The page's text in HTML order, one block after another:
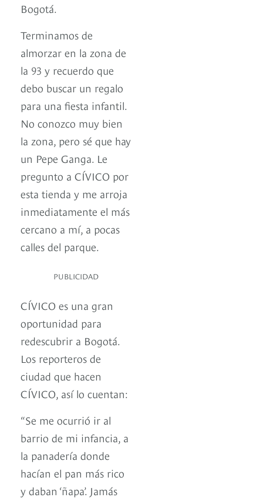
Bogotá.
Terminamos de
almorzar en la zona de
la 93 y recuerdo que
debo buscar un regalo
para una fiesta infantil.
No conozco muy bien
la zona, pero sé que hay
un Pepe Ganga. Le
pregunto a CÍVICO por
esta tienda y me arroja
inmediatamente el más
cercano a mí, a pocas
calles del parque.
PUBLICIDAD
CÍVICO es una gran
oportunidad para
redescubrir a Bogotá.
Los reporteros de
ciudad que hacen
CÍVICO, así lo cuentan:
“Se me ocurrió ir al
barrio de mi infancia, a
la panadería donde
hacían el pan más rico
y daban ‘ñapa’. Jamás